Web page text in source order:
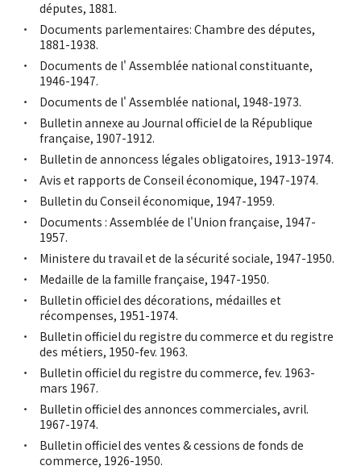
députes, 1881.
Documents parlementaires: Chambre des députes,
1881-1938.
Documents de l' Assemblée national constituante,
1946-1947.
Documents de l' Assemblée national, 1948-1973.
Bulletin annexe au Journal officiel de la République
française, 1907-1912.
Bulletin de annoncess légales obligatoires, 1913-1974.
Avis et rapports de Conseil économique, 1947-1974.
Bulletin du Conseil économique, 1947-1959.
Documents : Assemblée de l'Union française, 1947-
1957.
Ministere du travail et de la sécurité sociale, 1947-1950.
Medaille de la famille française, 1947-1950.
Bulletin officiel des décorations, médailles et
récompenses, 1951-1974.
Bulletin officiel du registre du commerce et du registre
des métiers, 1950-fev. 1963.
Bulletin officiel du registre du commerce, fev. 1963-
mars 1967.
Bulletin officiel des annonces commerciales, avril.
1967-1974.
Bulletin officiel des ventes & cessions de fonds de
commerce, 1926-1950.